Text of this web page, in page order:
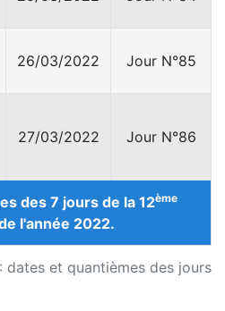
dates et quantièmes des jours
26/03/2022 Jour N°85
27/03/2022 Jour N°86
des 7 jours de la 12ème
l'année 2022.